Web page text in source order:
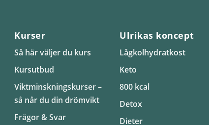
Kurser
Så här väljer du kurs
Kursutbud
Viktminskningskurser –
så når du din drömvikt
Frågor & Svar
Ulrikas koncept
Lågkolhydratkost
Keto
800 kcal
Detox
Dieter